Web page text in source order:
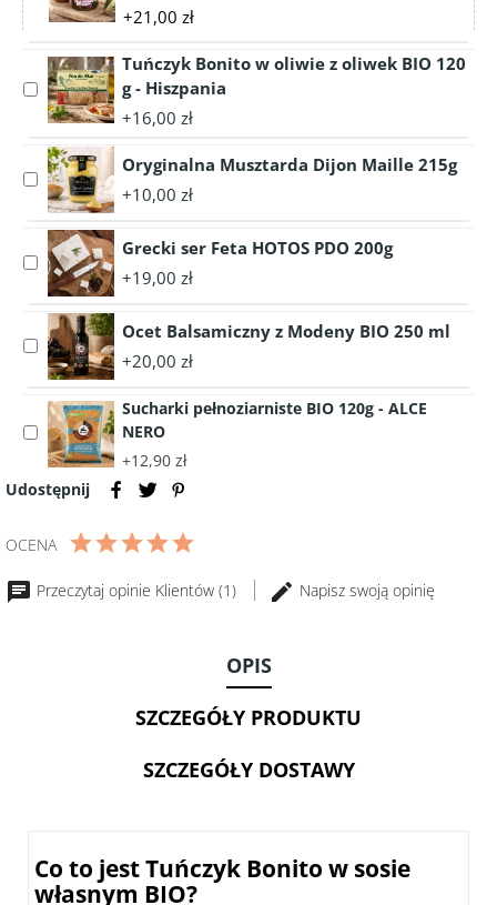
accessory
włoskie
ciemne
oliwki
Taggiasche
200g
+21,00 zł
Select
accessory
Bonito
w
oliwie
oliwek
BIO
120
Hiszpania
Tuńczyk Bonito w oliwie z oliwek BIO 120
g - Hiszpania
+16,00 zł
Select
accessory
Oryginalna
Musztarda
Dijon
Maille
215g
Oryginalna Musztarda Dijon Maille 215g
+10,00 zł
Select
accessory
Grecki
ser
Feta
HOTOS
PDO
200g
Grecki ser Feta HOTOS PDO 200g
+19,00 zł
Select
accessory
Balsamiczny
Modeny
BIO
Ocet Balsamiczny z Modeny BIO 250 ml
+20,00 zł
Select
accessory
Sucharki
pełnoziarniste
120g
ALCE
Sucharki pełnoziarniste BIO 120g - ALCE
NERO
+12,90 zł
Udostępnij
OCENA
Przeczytaj opinie Klientów (1) Napisz swoją opinię
OPIS
SZCZEGÓŁY PRODUKTU
SZCZEGÓŁY DOSTAWY
Co to jest Tuńczyk Bonito w sosie
własnym BIO?